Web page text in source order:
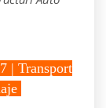
| Transport